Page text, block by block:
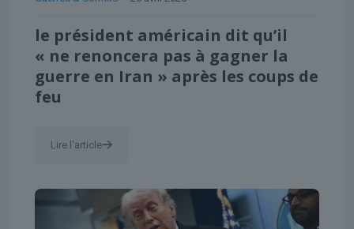
le président américain dit qu’il
« ne renoncera pas à gagner la
guerre en Iran » après les coups de
feu
Lire l'article